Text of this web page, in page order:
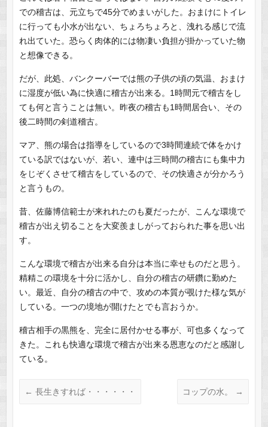
での稽古は、元立ちで45分でめまいがした。おまけにトイレ
に行っても小水が出ない、ちょろちょろと、洩れる感じで流
れ出ていた。恐らく肉体的には物凄い負担が掛かっていた物
と想像できる。
だが、此処、バンクーバーでは熊の子供の頃の気温、おまけ
に湿度が低い為に快適に稽古が出来る。1時間元で稽古をし
ても何と言うことは無い。昨夜の稽古も1時間居合い、その
後二時間の剣道稽古。
マア、熊の場合は指導をしているので3時間連続で体をかけ
ている訳ではないが、若い、連中は三時間の稽古にも集中力
をじぞくさせて稽古をしているので、その快適さが分かろう
と言うもの。
昔、佐藤博信範士が来れれたのも夏だったが、こんな環境で
稽古が出え切ることを大変羨ましがっておられた事を思い出
す。
こんな環境で稽古が出来る自分は本当に幸せものだと思う。
精精この環境を十分に活かし、自分の稽古の研鑽に勤めた
い。最近、自分の稽古の中で、攻めの本質が覗けた様な気が
している。一つの境地が開けたとでも言おうか。
稽古相手の黒熊を、完全に居付かせる事が、可也多くなって
きた。これも快適な環境で稽古が出来る恩恵なのだと感謝し
ている。
← 長生きすれば・・・・・・ コップの水。 →